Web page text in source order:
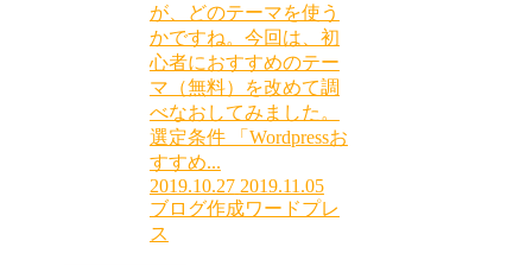
が、どのテーマを使う
かですね。今回は、初
心者におすすめのテー
マ（無料）を改めて調
べなおしてみました。
選定条件 「Wordpressお
すすめ...
2019.10.27 2019.11.05
ブログ作成ワードプレ
ス